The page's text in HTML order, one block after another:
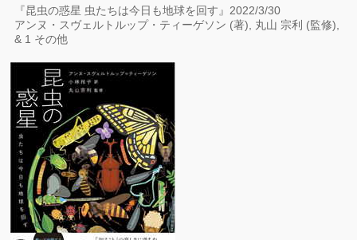
『昆虫の惑星 虫たちは今日も地球を回す』2022/3/30
アンヌ・スヴェルトルップ・ティーゲソン (著), 丸山 宗利 (監修),
& 1 その他